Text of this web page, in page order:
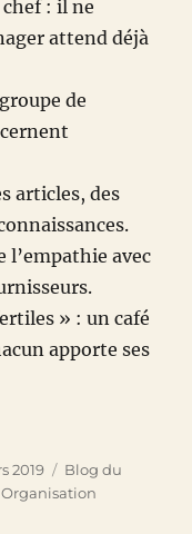
: il ne
attend déjà
de
articles, des
l’empathie avec
» : un café
apporte ses
2019 Catégories
Blog du
Organisation